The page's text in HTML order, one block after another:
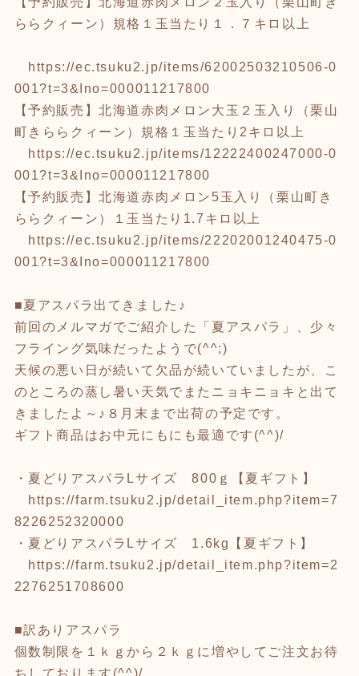
ららクィーン）規格１玉当たり１．７キロ以上
https://ec.tsuku2.jp/items/62002503210506-0
001?t=3&Ino=000011217800
【予約販売】北海道赤肉メロン大玉２玉入り（栗山
町きららクィーン）規格１玉当たり2キロ以上
https://ec.tsuku2.jp/items/12222400247000-0
001?t=3&Ino=000011217800
【予約販売】北海道赤肉メロン5玉入り（栗山町き
ららクィーン）１玉当たり1.7キロ以上
https://ec.tsuku2.jp/items/22202001240475-0
001?t=3&Ino=000011217800
■夏アスパラ出てきました♪
前回のメルマガでご紹介した「夏アスパラ」、少々
フライング気味だったようで(^^;)
天候の悪い日が続いて欠品が続いていましたが、こ
のところの蒸し暑い天気でまたニョキニョキと出て
きましたよ～♪８月末まで出荷の予定です。
ギフト商品はお中元にもにも最適です(^^)/
・夏どりアスパラLサイズ 800ｇ【夏ギフト】
https://farm.tsuku2.jp/detail_item.php?item=7
8226252320000
・夏どりアスパラLサイズ 1.6kg【夏ギフト】
https://farm.tsuku2.jp/detail_item.php?item=2
2276251708600
■訳ありアスパラ
個数制限を１ｋｇから２ｋｇに増やしてご注文お待
ちしております(^^)/